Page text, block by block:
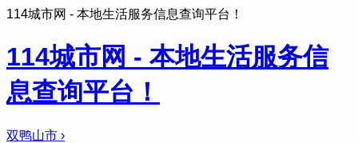
114城市网 - 本地生活服务信息查询平台！
114城市网 - 本地生活服务信
息查询平台！
双鸭山市 ›